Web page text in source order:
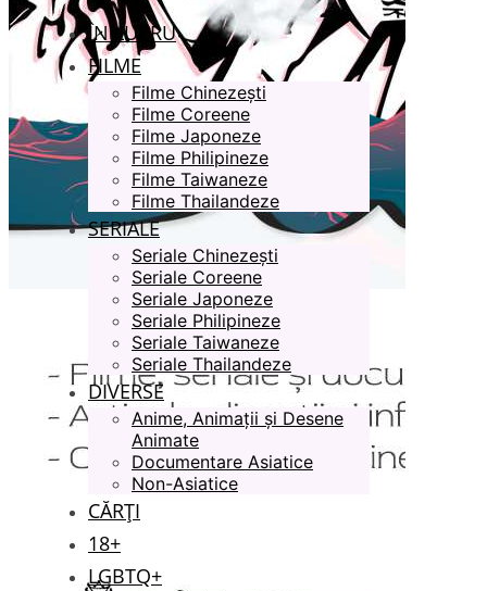
ÎN LUCRU
FILME
Filme Chinezești
Filme Coreene
Filme Japoneze
Filme Philipineze
Filme Taiwaneze
Filme Thailandeze
SERIALE
Seriale Chinezești
Seriale Coreene
Seriale Japoneze
Seriale Philipineze
Seriale Taiwaneze
Seriale Thailandeze
DIVERSE
Anime, Animații și Desene
Animate
Documentare Asiatice
Non-Asiatice
CĂRȚI
18+
LGBTQ+